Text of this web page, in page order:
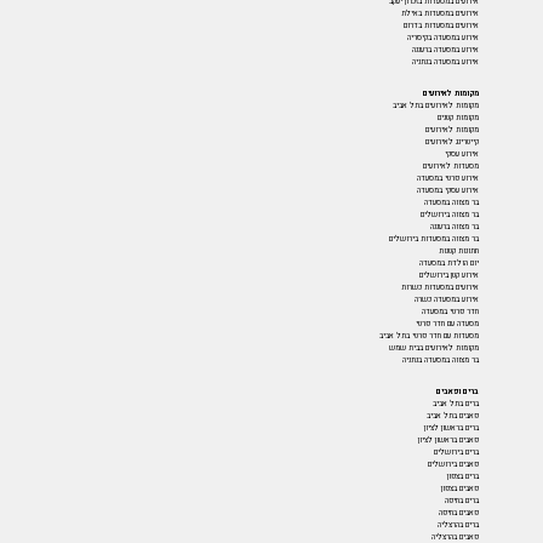
אירועים במסעדות באילת
אירועים במסעדות בדרום
אירוע במסעדה בקיסריה
אירוע במסעדה ברעננה
אירוע במסעדה בנתניה
מקומות לאירועים
מקומות לאירועים בתל אביב
מקומות קטנים
מקומות לאירועים
קייטרינג לאירועים
אירוע עסקי
מסעדות לאירועים
אירוע פרטי במסעדה
אירוע עסקי במסעדה
בר מצווה במסעדה
בר מצווה בירושלים
בר מצווה ברעננה
בר מצווה במסעדות בירושלים
חתונות קטנות
יום הולדת במסעדה
אירוע קטן בירושלים
אירועים במסעדות כשרות
אירוע במסעדה כשרה
חדר פרטי במסעדה
מסעדה עם חדר פרטי
מסעדות עם חדר פרטי בתל אביב
מקומות לאירועים בבית שמש
בר מצווה במסעדה בנתניה
ברים ופאבים
ברים בתל אביב
פאבים בתל אביב
ברים בראשון לציון
פאבים בראשון לציון
ברים בירושלים
פאבים בירושלים
ברים בצפון
פאבים בצפון
ברים בחיפה
פאבים בחיפה
ברים בהרצליה
פאבים בהרצליה